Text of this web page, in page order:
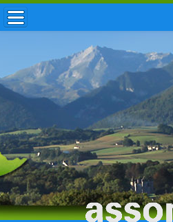
ACCUEIL / INFOS
MUNICIPALITÉ
VIE LOCALE
ENFANCE
TOURISME
HISTOIRE